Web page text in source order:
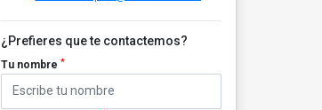
¿Prefieres que te contactemos?
Tu nombre *